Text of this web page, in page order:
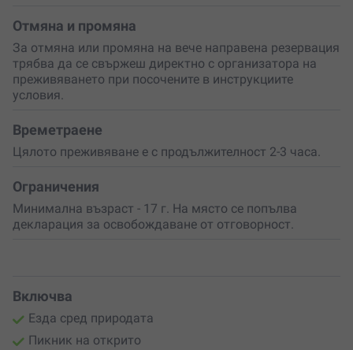
Не пропускай възможността
обикновения ден в истинско приключение!
Резервирай ваучер за себе си или за подарък, който
ще предизвика усмивки и радост!
Отмяна и промяна
За отмяна или промяна на вече направена резервация
трябва да се свържеш директно с организатора на
преживяването при посочените в инструкциите
условия.
Времетраене
Цялото преживяване е с продължителност 2-3 часа.
Ограничения
Минимална възраст - 17 г. На място се попълва
декларация за освобождаване от отговорност.
Включва
Езда сред природата
Пикник на открито